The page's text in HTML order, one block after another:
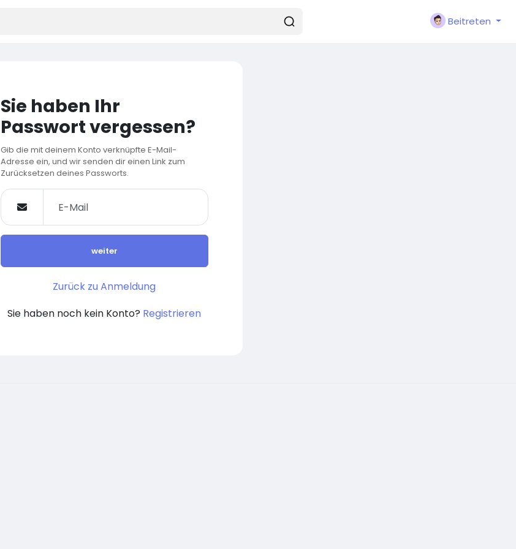
Beitreten
Sie haben Ihr
Passwort vergessen?
Gib die mit deinem Konto verknüpfte E-Mail-
Adresse ein, und wir senden dir einen Link zum
Zurücksetzen deines Passworts.
weiter
Zurück zu Anmeldung
Sie haben noch kein Konto? Registrieren